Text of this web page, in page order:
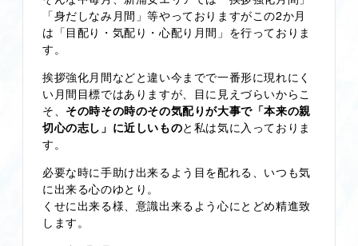
「身だしなみ月間」等やっておりますがこの2か月
は「目配り・気配り・心配り月間」を行っておりま
す。
挨拶強化月間などと違い今までで一番形に現れにく
い月間目標ではありますが、目に見えづらいからこ
そ、 その時その時のその気配りが大事で「本来の親
切心の志し」に近しいものと私は気に入っておりま
す。
必要な時に手助け出来るよう目を配れる、いつも気
に出来る心のゆとり。
くせに出来る様、意識出来るよう心にとどめ精進致
します。